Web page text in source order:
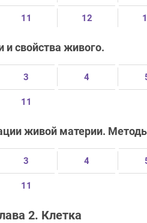
11 12
свойства живого.
3 4
11
живой материи.
3 4
11
2. Клетка